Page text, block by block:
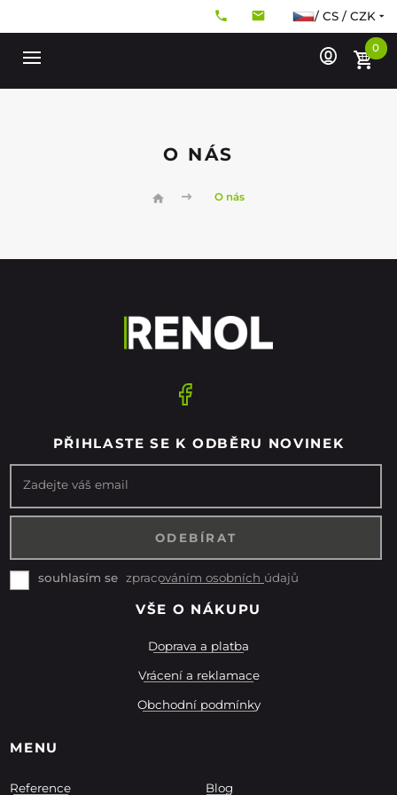
/ CS / CZK
0
O NÁS
O nás
PŘIHLASTE SE K ODBĚRU NOVINEK
Zadejte váš email
souhlasím se zpracováním osobních údajů
VŠE O NÁKUPU
Doprava a platba
Vrácení a reklamace
Obchodní podmínky
MENU
Reference Blog